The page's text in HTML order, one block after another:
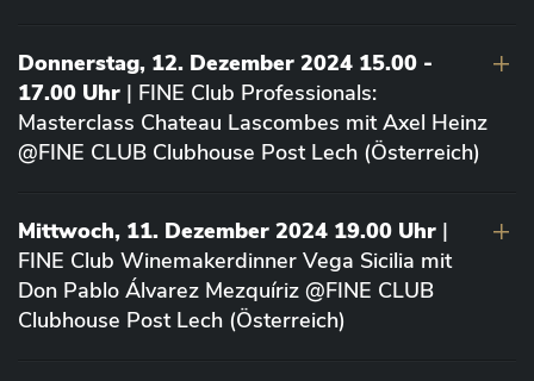
Donnerstag, 12. Dezember 2024 15.00 -
17.00 Uhr | FINE Club Professionals:
Masterclass Chateau Lascombes mit Axel Heinz
@FINE CLUB Clubhouse Post Lech (Österreich)
Mittwoch, 11. Dezember 2024 19.00 Uhr |
FINE Club Winemakerdinner Vega Sicilia mit
Don Pablo Álvarez Mezquíriz @FINE CLUB
Clubhouse Post Lech (Österreich)